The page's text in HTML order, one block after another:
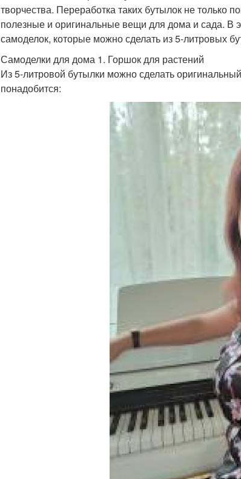
творчества. Переработка таких бутылок не только
полезные и оригинальные вещи для дома и сада. В
самоделок, которые можно сделать из 5-литровых
Самоделки для дома 1. Горшок для растений
Из 5-литровой бутылки можно сделать
понадобится: